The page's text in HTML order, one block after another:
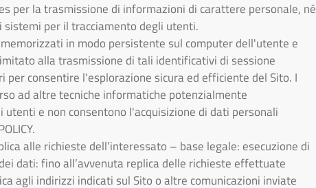
per la trasmissione di informazioni di carattere personale, né
per il tracciamento degli utenti.
in modo persistente sul computer dell'utente e
alla trasmissione di tali identificativi di sessione
consentire l'esplorazione sicura ed efficiente del Sito. I
ad altre tecniche informatiche potenzialmente
e non consentono l'acquisizione di dati personali
alle richieste dell’interessato – base legale: esecuzione di
dati: fino all’avvenuta replica delle richieste effettuate
agli indirizzi indicati sul Sito o altre comunicazioni inviate